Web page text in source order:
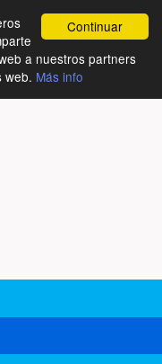
Continuar
a nuestros partners
web. Más info